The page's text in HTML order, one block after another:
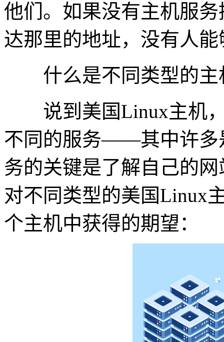
他们。如果没有主机服
达那里的地址，没有人
什么是不同类型的主
说到美国Linux主机，
不同的服务——其中许多
务的关键是了解自己的
对不同类型的美国Linux
个主机中获得的期望：